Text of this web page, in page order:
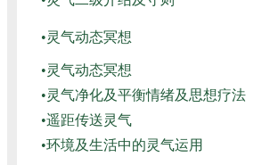
•灵气动态冥想
•灵气动态冥想
•灵气净化及平衡情绪及思想疗法
•遥距传送灵气
•环境及生活中的灵气运用